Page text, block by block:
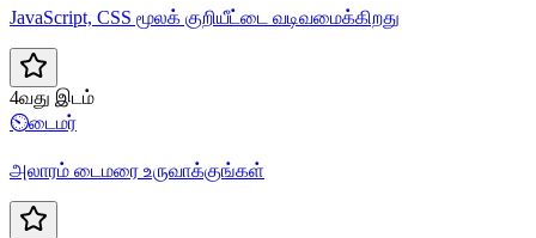
JavaScript, CSS மூலக் குறியீட்டை வடிவமைக்கிறது
4வது இடம்
⏲️டைமர்
அலாரம் டைமரை உருவாக்குங்கள்